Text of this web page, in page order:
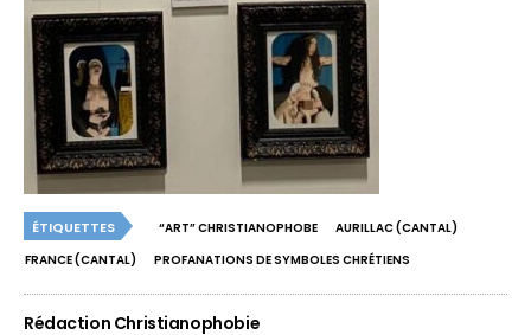
ÉTIQUETTES “ART” CHRISTIANOPHOBE
AURILLAC (CANTAL)
FRANCE (CANTAL)
PROFANATIONS DE SYMBOLES CHRÉTIENS
Rédaction Christianophobie